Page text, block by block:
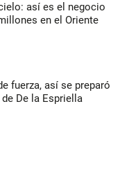
así es el negocio
en el Oriente
fuerza, así se preparó
De la Espriella